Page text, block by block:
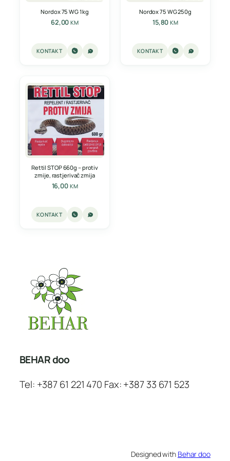
Nordox 75 WG 1kg
62,00KM
KONTAKT
Nordox 75 WG 250g
15,80KM
KONTAKT
Rettil STOP 660g – protiv
zmije, rastjerivač zmija
16,00 KM
KONTAKT
BEHAR doo
Tel: +387 61 221 470 Fax: +387 33 671 523
Designed with Behar doo